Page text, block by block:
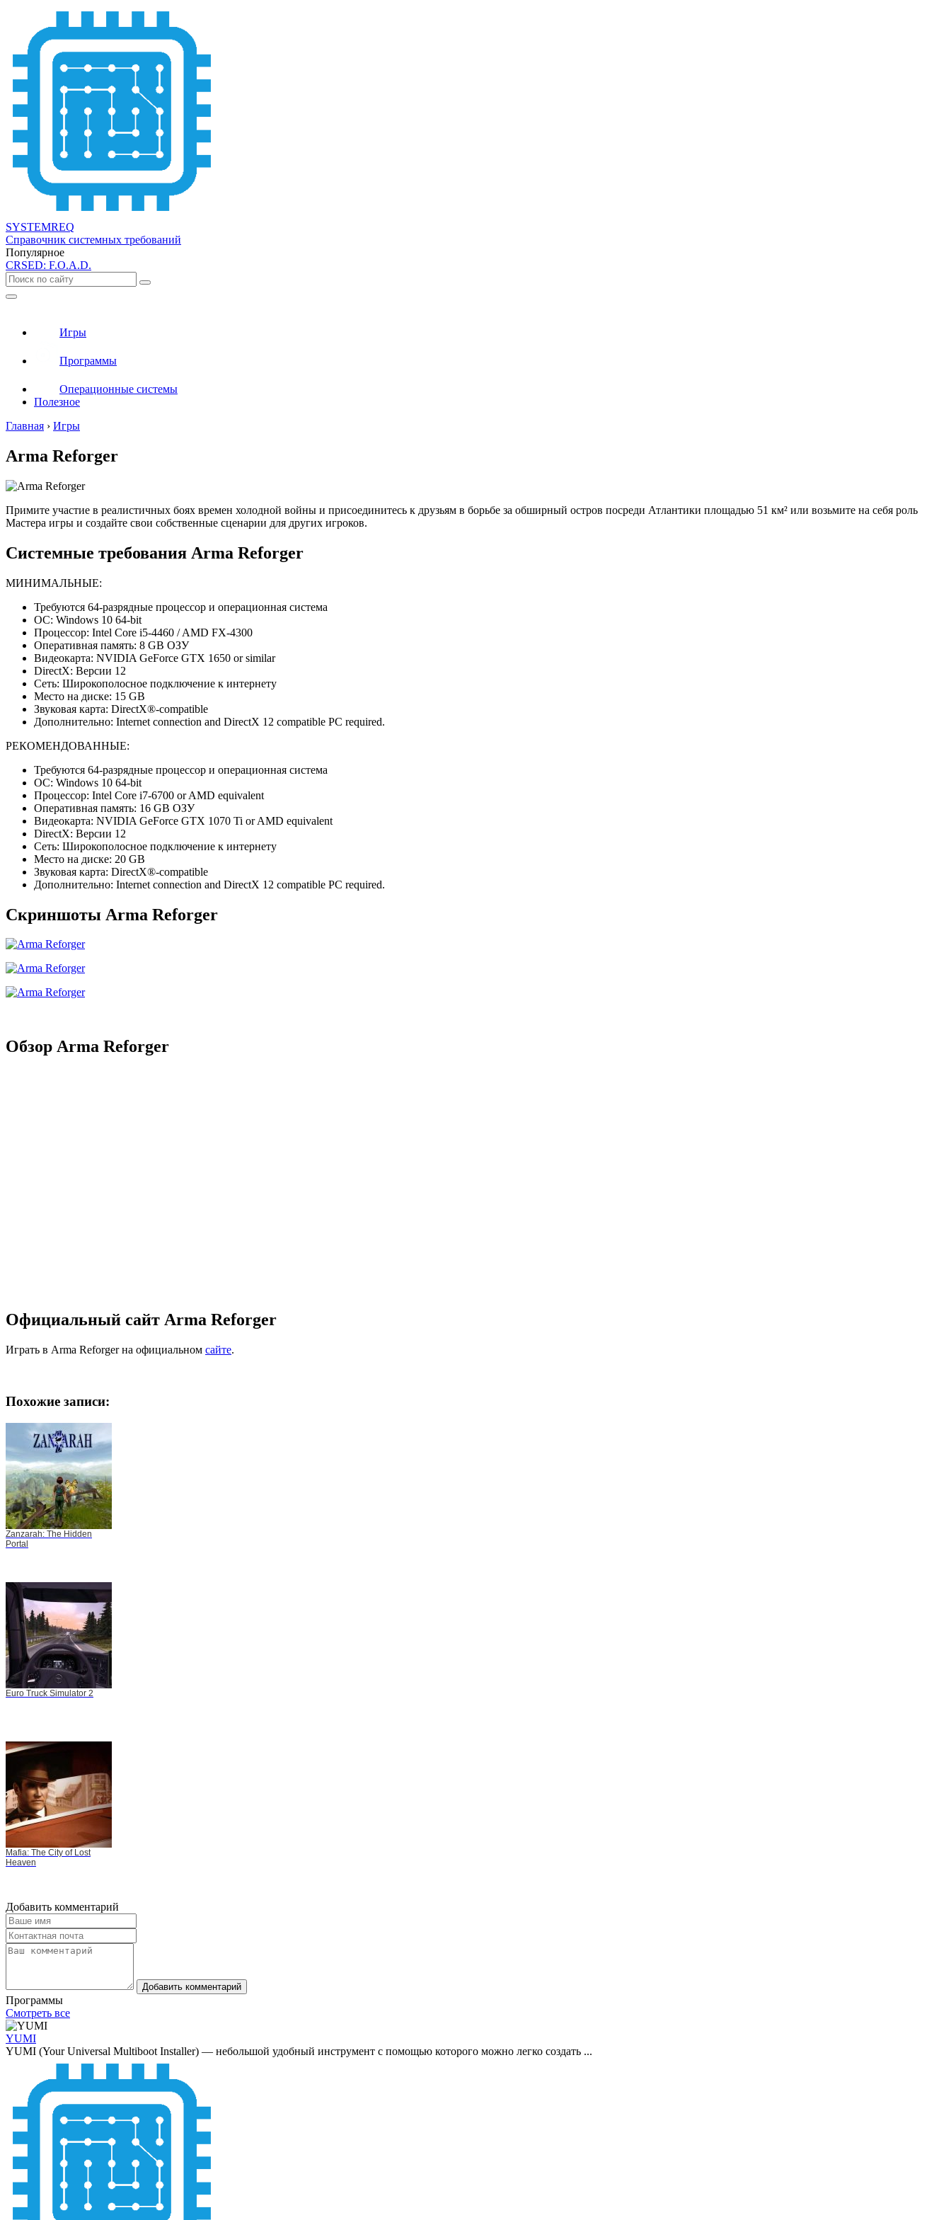
SYSTEMREQ
Справочник системных требований
Популярное
CRSED: F.O.A.D.
Игры
Программы
Операционные системы
Полезное
Главная › Игры
Arma Reforger
Примите участие в реалистичных боях времен холодной войны и присоединитесь к друзьям в борьбе за обширный остров посреди Атлантики площадью 51 км² или возьмите на себя роль
Мастера игры и создайте свои собственные сценарии для других игроков.
Системные требования Arma Reforger
МИНИМАЛЬНЫЕ:
Требуются 64-разрядные процессор и операционная система
ОС: Windows 10 64-bit
Процессор: Intel Core i5-4460 / AMD FX-4300
Оперативная память: 8 GB ОЗУ
Видеокарта: NVIDIA GeForce GTX 1650 or similar
DirectX: Версии 12
Сеть: Широкополосное подключение к интернету
Место на диске: 15 GB
Звуковая карта: DirectX®-compatible
Дополнительно: Internet connection and DirectX 12 compatible PC required.
РЕКОМЕНДОВАННЫЕ:
Требуются 64-разрядные процессор и операционная система
ОС: Windows 10 64-bit
Процессор: Intel Core i7-6700 or AMD equivalent
Оперативная память: 16 GB ОЗУ
Видеокарта: NVIDIA GeForce GTX 1070 Ti or AMD equivalent
DirectX: Версии 12
Сеть: Широкополосное подключение к интернету
Место на диске: 20 GB
Звуковая карта: DirectX®-compatible
Дополнительно: Internet connection and DirectX 12 compatible PC required.
Скриншоты Arma Reforger
Обзор Arma Reforger
Официальный сайт Arma Reforger
Играть в Arma Reforger на официальном сайте.
Похожие записи:
Zanzarah: The Hidden
Portal
Euro Truck Simulator 2
Mafia: The City of Lost
Heaven
Добавить комментарий
Добавить комментарий
Программы
Смотреть все
YUMI
YUMI (Your Universal Multiboot Installer) — небольшой удобный инструмент с помощью которого можно легко создать ...